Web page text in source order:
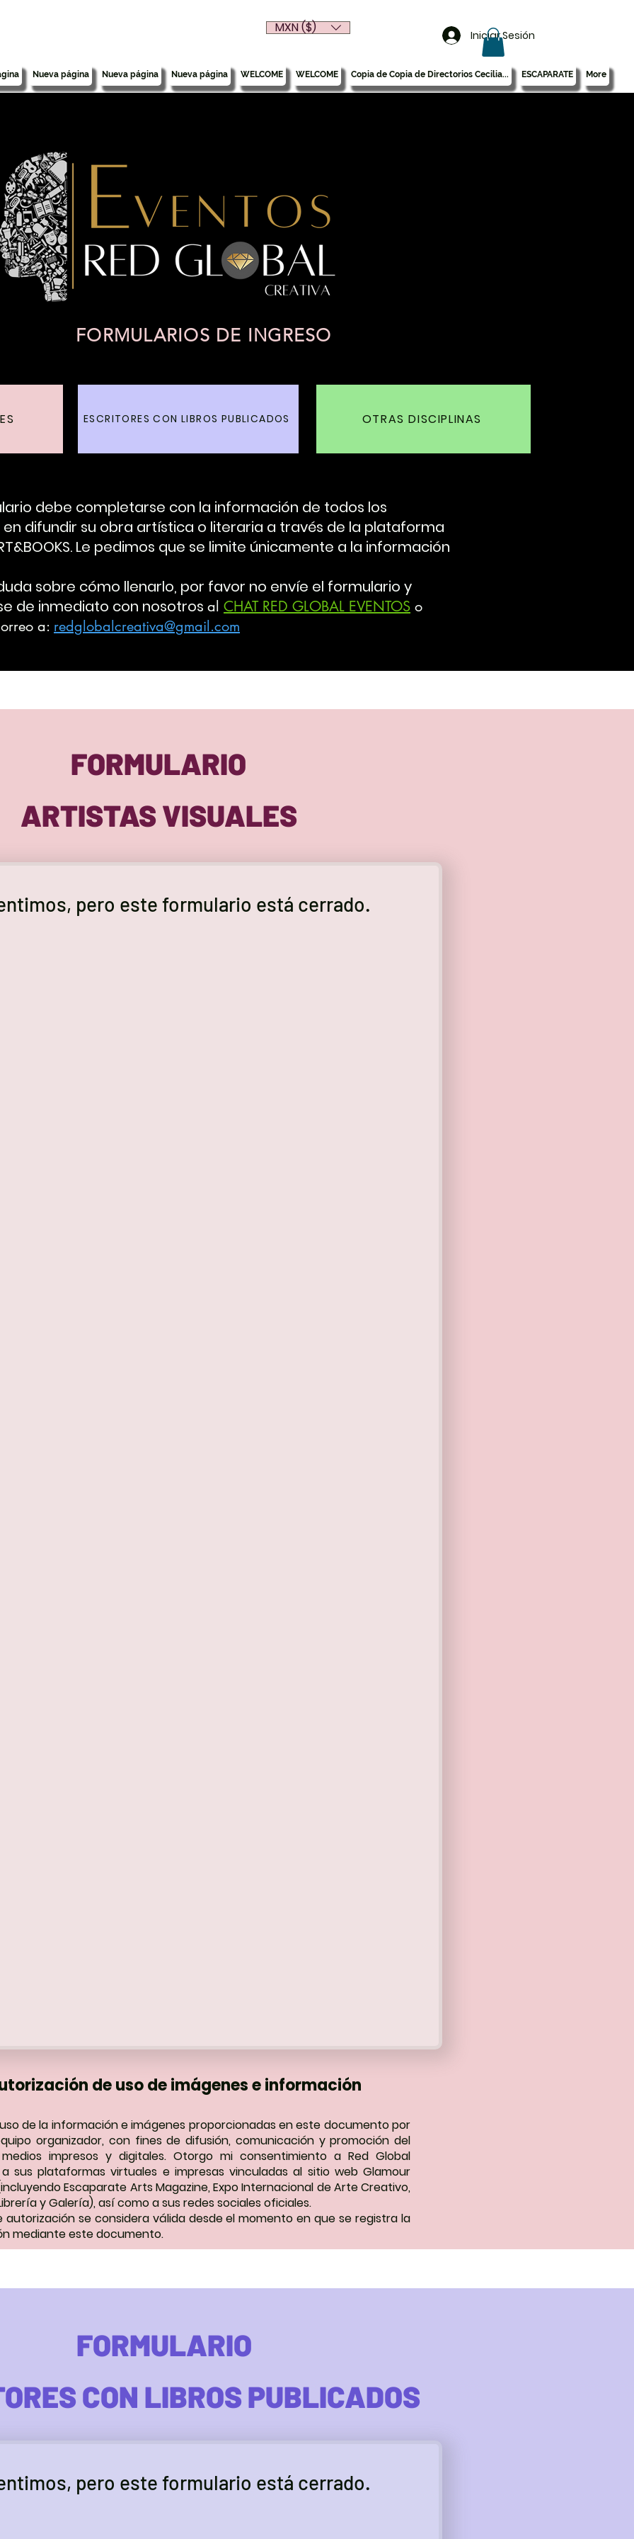
Iniciar Sesión
MXN ($)
Nueva página Nueva página Nueva página WELCOME WELCOME Copia de Copia de Directorios Cecilia... ESCAPARATE More
FORMULARIOS DE INGRESO
ESCRITORES CON LIBROS PUBLICADOS OTRAS DISCIPLINAS
debe completarse con la información de todos los
difundir su obra artística o literaria a través de la plataforma
Le pedimos que se limite únicamente a la información
sobre cómo llenarlo, por favor no envíe el formulario y
de inmediato con nosotros al CHAT RED GLOBAL EVENTOS o
a: redglobalcreativa@gmail.com
FORMULARIO
ARTISTAS VISUALES
pero este formulario está cerrado.
de uso de imágenes e información
de la información e imágenes proporcionadas en este documento por
organizador, con fines de difusión, comunicación y promoción del
impresos y digitales. Otorgo mi consentimiento a Red Global
sus plataformas virtuales e impresas vinculadas al sitio web Glamour
Escaparate Arts Magazine, Expo Internacional de Arte Creativo,
y Galería), así como a sus redes sociales oficiales.
autorización se considera válida desde el momento en que se registra la
mediante este documento.
FORMULARIO
CON LIBROS PUBLICADOS
pero este formulario está cerrado.